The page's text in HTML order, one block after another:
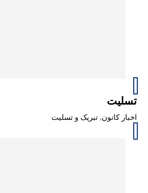
تسلیت
اخبار کانون,تبریک و تسلیت